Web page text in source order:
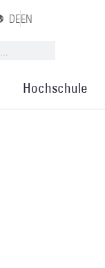
DEEN
Hochschule